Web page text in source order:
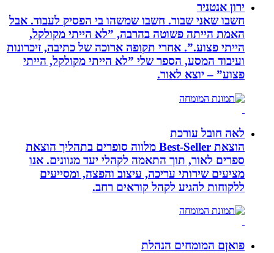
ירון אנטניר
חשבו שאני שבור. חשבו שמשהו בי הפסיק לעבוד. אבל
האמת הייתה פשוטה בהרבה, ”לא הייתי מקולקל,
הייתי פצוע.”. אחרי תקופה ארוכה של כתיבה, זיכרונות
ועיבוד המסע, הספר שלי ”לא הייתי מקולקל, הייתי
פצוע” – יוצא לאור.
לאה חובל עורכת
הוצאת Best-Seller מלווה סופרים בתהליך הוצאת
ספרים לאור, תוך התאמה לקהלי יעד מגוונים. אנו
מציעים שירותי עריכה, עיצוב והפצה, ומסייעים
ללקוחות להגיע לקהל קוראים רחב.
פואןם המומחים הנהלת